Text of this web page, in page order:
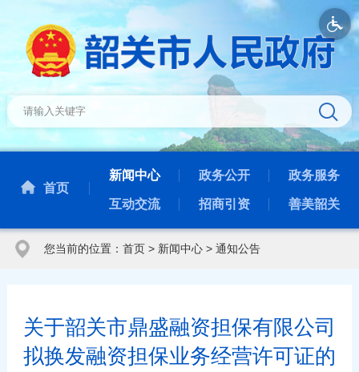
首页
新闻中心 政务公开 政务服务
互动交流 招商引资 善美韶关
您当前的位置： 首页> 新闻中心> 通知公告
关于韶关市鼎盛融资担保有限公司
拟换发融资担保业务经营许可证的